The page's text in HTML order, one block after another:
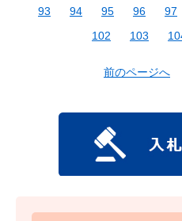
93
94 95 96 97
102
103
前のページへ